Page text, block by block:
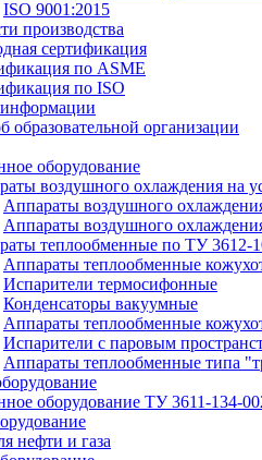
ISO 9001:2015
производства
сертификация
по ASME
по ISO
образовательной организации
оборудование
воздушного охлаждения на
Аппараты воздушного
Аппараты воздушного
теплообменные по ТУ 3612-
Аппараты теплообменные
Испарители термосифонные
Конденсаторы вакуумные
Аппараты теплообменные
Испарители с паровым
Аппараты теплообменные типа
оборудование ТУ 3611-134-
нефти и газа